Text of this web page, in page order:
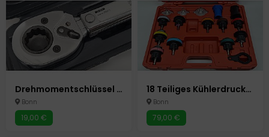
Drehmomentschlüssel 1/2" 10-210 Nm Modell AZ-200 Unitec
Bonn
19,00 €
18 Teiliges Kühlerdruckprüfer Set Autokühlsysteme Autowerkzeug Auto Werkzeuge
Bonn
79,00 €